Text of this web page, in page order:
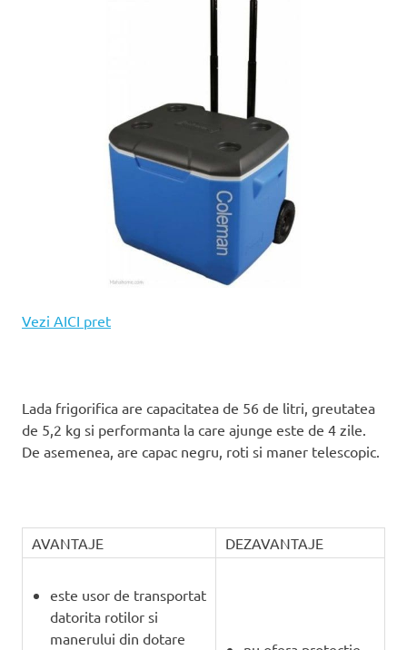
Vezi AICI pret
Lada frigorifica are capacitatea de 56 de litri, greutatea
de 5,2 kg si performanta la care ajunge este de 4 zile.
De asemenea, are capac negru, roti si maner telescopic.
AVANTAJE DEZAVANTAJE
este usor de transportat
datorita rotilor si
manerului din dotare